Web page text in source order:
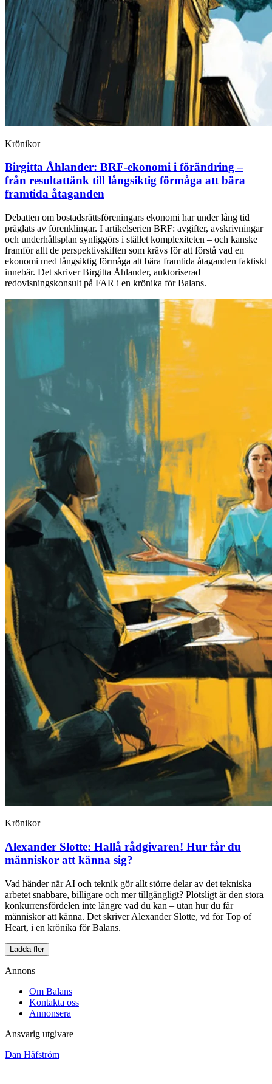
Krönikor
Birgitta Åhlander: BRF-ekonomi i förändring –
från resultattänk till långsiktig förmåga att bära
framtida åtaganden
Debatten om bostadsrättsföreningars ekonomi har under lång tid
präglats av förenklingar. I artikelserien BRF: avgifter, avskrivningar
och underhållsplan synliggörs i stället komplexiteten – och kanske
framför allt de perspektivskiften som krävs för att förstå vad en
ekonomi med långsiktig förmåga att bära framtida åtaganden faktiskt
innebär. Det skriver Birgitta Åhlander, auktoriserad
redovisningskonsult på FAR i en krönika för Balans.
Krönikor
Alexander Slotte: Hallå rådgivaren! Hur får du
människor att känna sig?
Vad händer när AI och teknik gör allt större delar av det tekniska
arbetet snabbare, billigare och mer tillgängligt? Plötsligt är den stora
konkurrensfördelen inte längre vad du kan – utan hur du får
människor att känna. Det skriver Alexander Slotte, vd för Top of
Heart, i en krönika för Balans.
Ladda fler
Annons
Om Balans
Kontakta oss
Annonsera
Ansvarig utgivare
Dan Håfström